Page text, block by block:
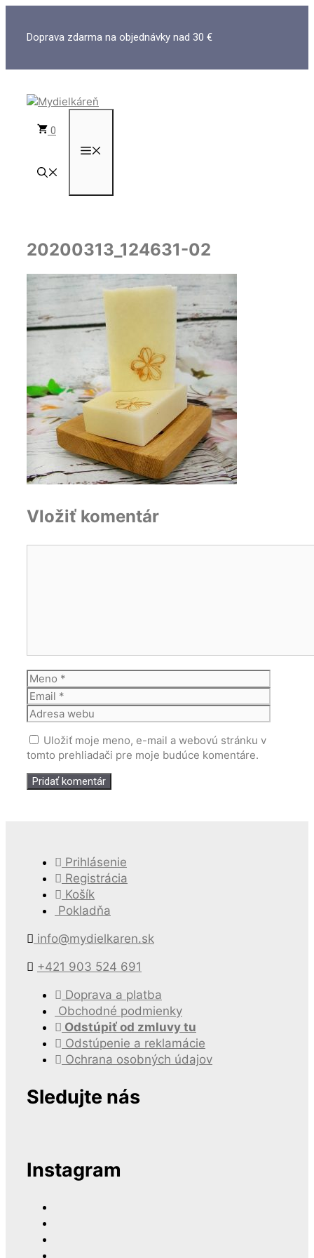
obsahDoprava zdarma na objednávky nad 30 €
0
20200313_124631-02
Vložiť komentár
Meno
webu
Uložiť moje meno, e-mail a webovú stránku v
tomto prehliadači pre moje budúce komentáre.
Prihlásenie
Registrácia
Košík
Pokladňa
info@mydielkaren.sk
+421 903 524 691
Doprava a platba
Obchodné podmienky
Odstúpiť od zmluvy tu
Odstúpenie a reklamácie
Ochrana osobných údajov
Sledujte nás
Instagram